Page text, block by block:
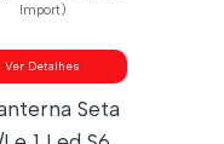
Import)
Ver Detalhes